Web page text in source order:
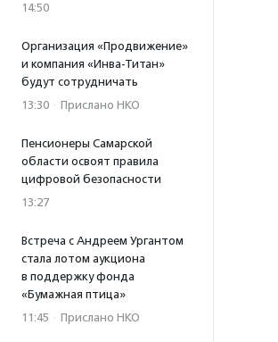
14:50
Организация «Продвижение»
и компания «Инва-Титан»
будут сотрудничать
13:30 · Прислано НКО
Пенсионеры Самарской
области освоят правила
цифровой безопасности
13:27
Встреча с Андреем Ургантом
стала лотом аукциона
в поддержку фонда
«Бумажная птица»
11:45 · Прислано НКО